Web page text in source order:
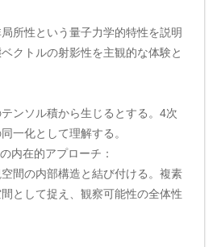
所性という量子力学的特性を説明
クトルの射影性を主観的な体験と
ンソル積から生じるとする。4次
一化として理解する。
内在的アプローチ：
間の内部構造と結び付ける。複素
として捉え、観察可能性の全体性